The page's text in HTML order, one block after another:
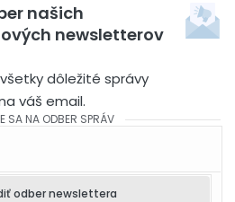
našich
newsletterov
dôležité správy
váš email.
SA NA ODBER SPRÁV
odber newslettera